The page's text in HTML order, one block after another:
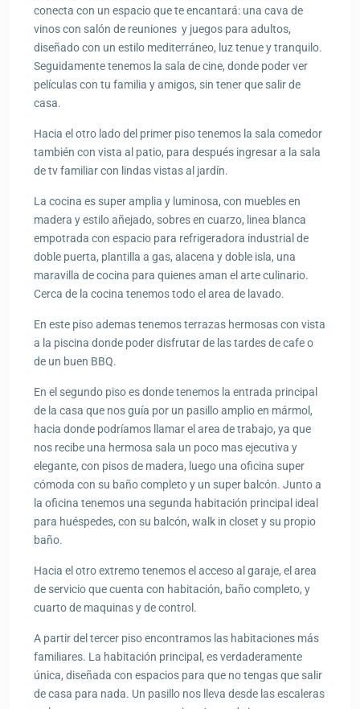
conecta con un espacio que te encantará: una cava de
vinos con salón de reuniones y juegos para adultos,
diseñado con un estilo mediterráneo, luz tenue y tranquilo.
Seguidamente tenemos la sala de cine, donde poder ver
películas con tu familia y amigos, sin tener que salir de
casa.
Hacia el otro lado del primer piso tenemos la sala comedor
también con vista al patio, para después ingresar a la sala
de tv familiar con lindas vistas al jardín.
La cocina es super amplia y luminosa, con muebles en
madera y estilo añejado, sobres en cuarzo, linea blanca
empotrada con espacio para refrigeradora industrial de
doble puerta, plantilla a gas, alacena y doble isla, una
maravilla de cocina para quienes aman el arte culinario.
Cerca de la cocina tenemos todo el area de lavado.
En este piso ademas tenemos terrazas hermosas con vista
a la piscina donde poder disfrutar de las tardes de cafe o
de un buen BBQ.
En el segundo piso es donde tenemos la entrada principal
de la casa que nos guía por un pasillo amplio en mármol,
hacia donde podríamos llamar el area de trabajo, ya que
nos recibe una hermosa sala un poco mas ejecutiva y
elegante, con pisos de madera, luego una oficina super
cómoda con su baño completo y un super balcón. Junto a
la oficina tenemos una segunda habitación principal ideal
para huéspedes, con su balcón, walk in closet y su propio
baño.
Hacia el otro extremo tenemos el acceso al garaje, el area
de servicio que cuenta con habitación, baño completo, y
cuarto de maquinas y de control.
A partir del tercer piso encontramos las habitaciones más
familiares. La habitación principal, es verdaderamente
única, diseñada con espacios para que no tengas que salir
de casa para nada. Un pasillo nos lleva desde las escaleras